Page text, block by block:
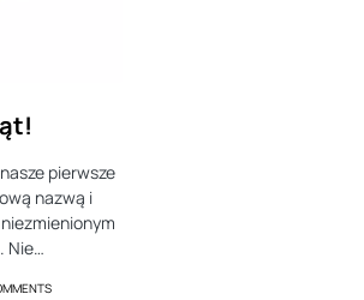
pierwsze
nazwą i
Nie…